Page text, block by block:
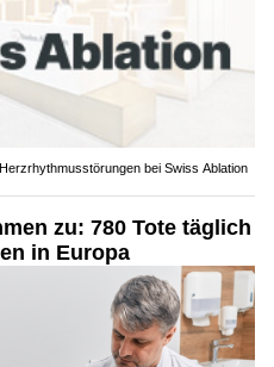
bei Swiss Ablation
zu: 780 Tote täglich
in Europa